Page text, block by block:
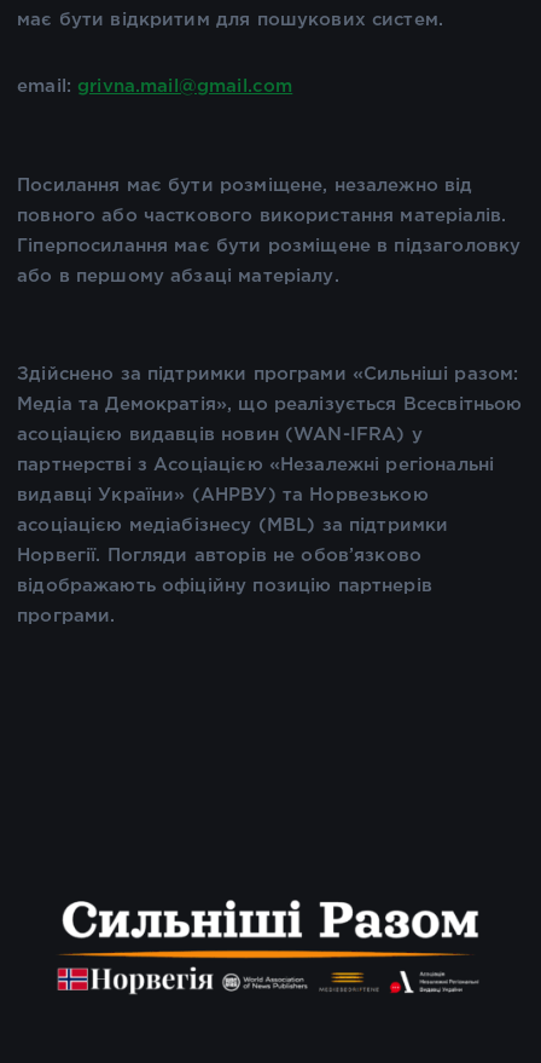
має бути відкритим для пошукових систем.
email: grivna.mail@gmail.com
Посилання має бути розміщене, незалежно від
повного або часткового використання матеріалів.
Гіперпосилання має бути розміщене в підзаголовку
або в першому абзаці матеріалу.
Здійснено за підтримки програми «Сильніші разом:
Медіа та Демократія», що реалізується Всесвітньою
асоціацією видавців новин (WAN-IFRA) у
партнерстві з Асоціацією «Незалежні регіональні
видавці України» (АНРВУ) та Норвезькою
асоціацією медіабізнесу (MBL) за підтримки
Норвегії. Погляди авторів не обов’язково
відображають офіційну позицію партнерів
програми.